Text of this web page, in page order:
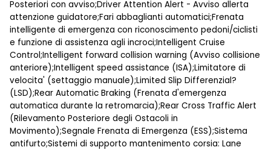
Posteriori con avviso;Driver Attention Alert - Avviso allerta
attenzione guidatore;Fari abbaglianti automatici;Frenata
intelligente di emergenza con riconoscimento pedoni/ciclisti
e funzione di assistenza agli incroci;Intelligent Cruise
Control;Intelligent forward collision warning (Avviso collisione
anteriore);Intelligent speed assistance (ISA);Limitatore di
velocita' (settaggio manuale);Limited Slip Differenzial?
(LSD);Rear Automatic Braking (Frenata d'emergenza
automatica durante la retromarcia);Rear Cross Traffic Alert
(Rilevamento Posteriore degli Ostacoli in
Movimento);Segnale Frenata di Emergenza (ESS);Sistema
antifurto;Sistemi di supporto mantenimento corsia: Lane